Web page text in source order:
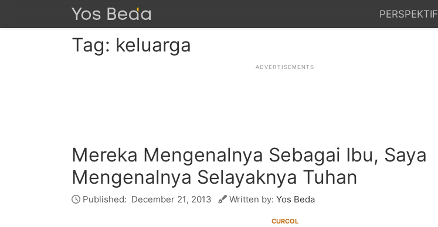
PERSPEKTIF
Tag: keluarga
Mereka Mengenalnya Sebagai Ibu, Saya
Mengenalnya Selayaknya Tuhan
Published: December 21, 2013 Written by: Yos Beda
CURCOL